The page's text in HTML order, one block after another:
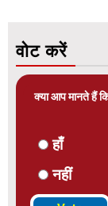
वोट करें
क्या आप मानते हैं
हाँ
नहीं